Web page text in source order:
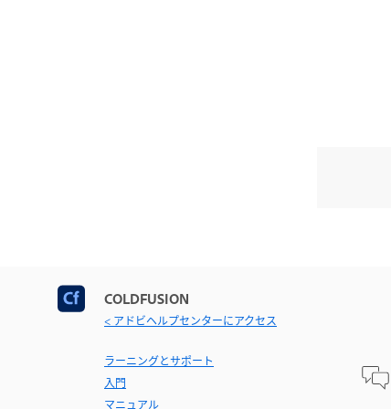
COLDFUSION
< アドビヘルプセンターにアクセス
ラーニングとサポート
入門
マニュアル